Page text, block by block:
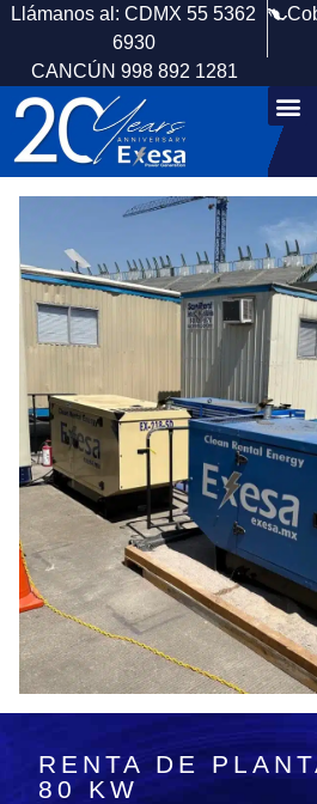
Llámanos al: CDMX 55 5362
6930
CANCÚN 998 892 1281
RENTA DE
80 KW